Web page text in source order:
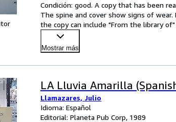
Condición: good. A copy that has been
The spine and cover show signs of
the copy can include "From the library
Mostrar más
LA Lluvia Amarilla
Llamazares, Julio
Idioma: Español
Editorial: Planeta Pub Corp, 1989